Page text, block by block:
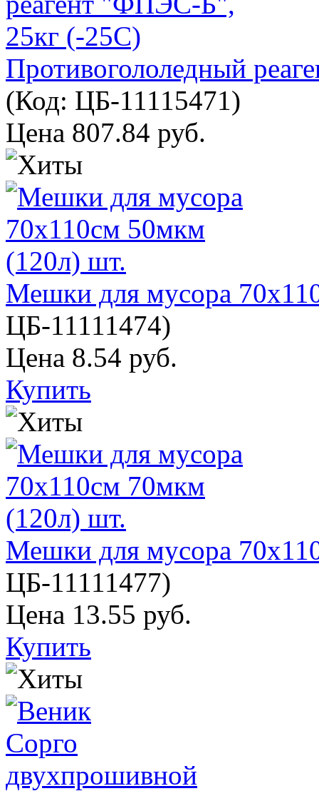
Противогололедный
(Код: ЦБ-11115471)
Цена 807.84 руб.
Мешки для мусора
ЦБ-11111474)
Цена 8.54 руб.
Купить
Мешки для мусора
ЦБ-11111477)
Цена 13.55 руб.
Купить